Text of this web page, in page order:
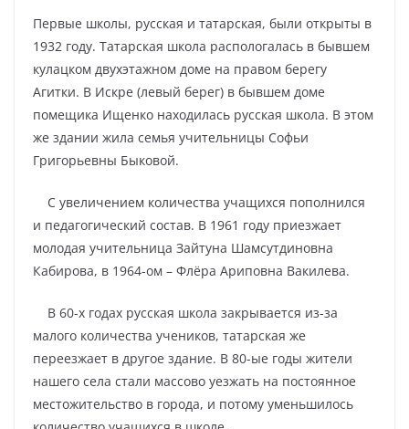
Первые школы, русская и татарская, были открыты в
1932 году. Татарская школа распологалась в бывшем
кулацком двухэтажном доме на правом берегу
Агитки. В Искре (левый берег) в бывшем доме
помещика Ищенко находилась русская школа. В этом
же здании жила семья учительницы Софьи
Григорьевны Быковой.
С увеличением количества учащихся пополнился
и педагогический состав. В 1961 году приезжает
молодая учительница Зайтуна Шамсутдиновна
Кабирова, в 1964-ом – Флёра Ариповна Вакилева.
В 60-х годах русская школа закрывается из-за
малого количества учеников, татарская же
переезжает в другое здание. В 80-ые годы жители
нашего села стали массово уезжать на постоянное
местожительство в города, и потому уменьшилось